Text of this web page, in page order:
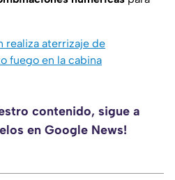
realiza aterrizaje de
fuego en la cabina
contenido, sigue a
en Google News!